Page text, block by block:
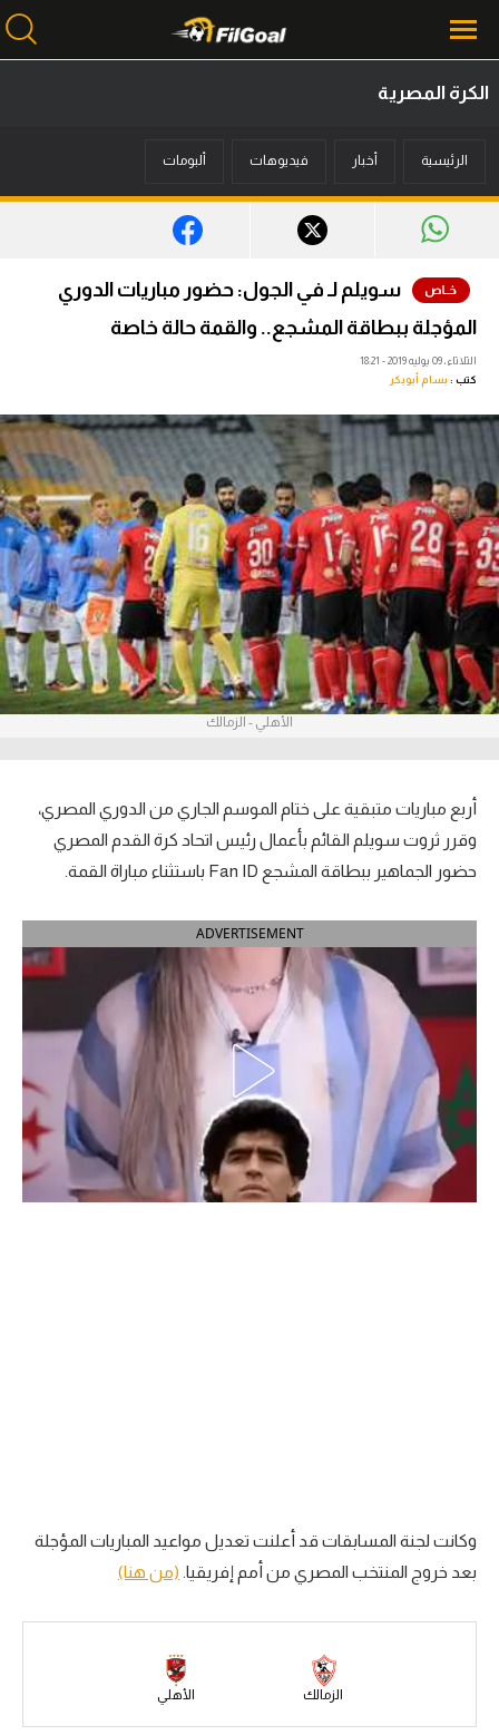
أخبار
ميركاتو
فانتازي في الجول
فيديوهات
عدسات
آراء حرة
ركن الألعاب
بطولات
أمريكا 2026
الدوري الإسباني
الدوري الفرنسي
الدوري السعودي للمحترفين
دوري أبطال أوروبا
دوري أبطال إفريقيا
كل البطولات
الدوري الإنجليزي
الكرة المصرية
الرئيسية أخبار فيديوهات ألبومات
سويلم لـ في الجول: حضور مباريات الدوري
المؤجلة ببطاقة المشجع.. والقمة حالة خاصة
الثلاثاء، 09 يوليه 2019 - 18:21
كتب : بسام أبوبكر
الأهلي - الزمالك
أربع مباريات متبقية على ختام الموسم الجاري من الدوري المصري،
وقرر ثروت سويلم القائم بأعمال رئيس اتحاد كرة القدم المصري
حضور الجماهير ببطاقة المشجع Fan ID باستثناء مباراة القمة.
ADVERTISEMENT
وكانت لجنة المسابقات قد أعلنت تعديل مواعيد المباريات المؤجلة
بعد خروج المنتخب المصري من أمم إفريقيا. (من هنا)
الزمالك الأهلي